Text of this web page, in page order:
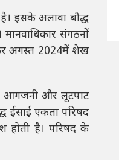
इसके अलावा बौद्ध
संगठनों
अगस्त 2024में शेख
में आगजनी और लूटपाट
ईसाई एकता परिषद
होती है। परिषद के